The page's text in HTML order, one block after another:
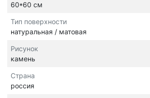
60*60 см
Тип поверхности
натуральная / матовая
Рисунок
камень
Страна
россия